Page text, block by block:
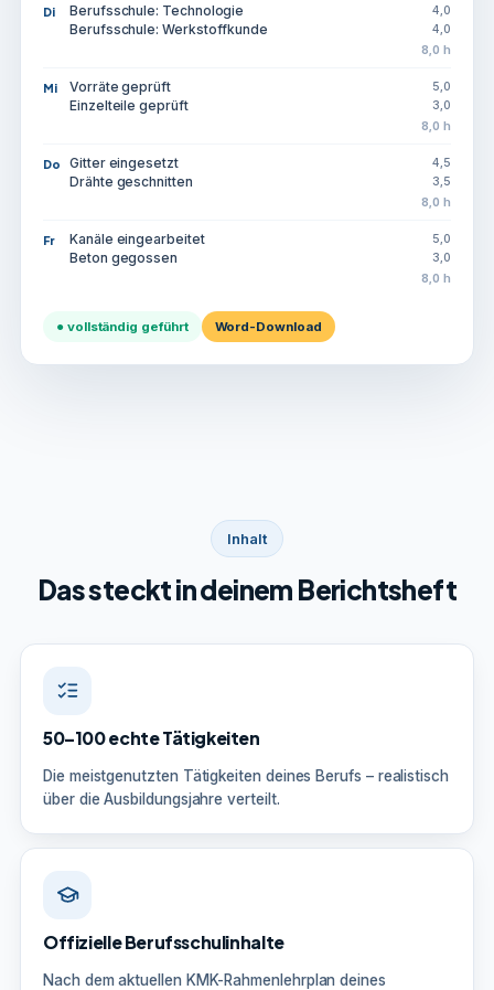
Di Berufsschule: Technologie 4,0
Berufsschule: Werkstoffkunde 4,0
8,0 h
Mi Vorräte geprüft 5,0
Einzelteile geprüft 3,0
8,0 h
Do Gitter eingesetzt 4,5
Drähte geschnitten 3,5
8,0 h
Fr Kanäle eingearbeitet 5,0
Beton gegossen 3,0
8,0 h
● vollständig geführt Word-Download
Inhalt
Das steckt in deinem Berichtsheft
50–100 echte Tätigkeiten
Die meistgenutzten Tätigkeiten deines Berufs – realistisch
über die Ausbildungsjahre verteilt.
Offizielle Berufsschulinhalte
Nach dem aktuellen KMK-Rahmenlehrplan deines